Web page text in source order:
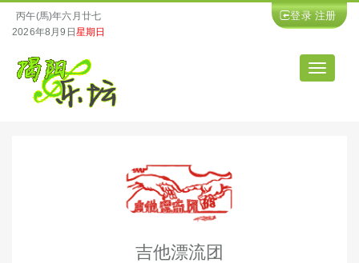
丙午(馬)年六月廿七
2026年8月9日星期日
登录 注册
导
航
吉他漂流团